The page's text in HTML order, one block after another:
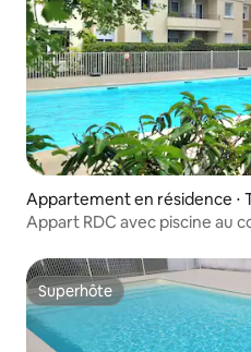
Appartement en résidence ⋅
Appart RDC avec piscine au
Superhôte
Superhôte